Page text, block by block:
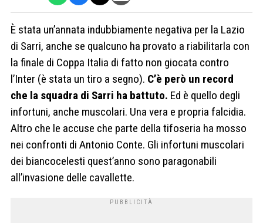
È stata un’annata indubbiamente negativa per la Lazio
di Sarri, anche se qualcuno ha provato a riabilitarla con
la finale di Coppa Italia di fatto non giocata contro
l’Inter (è stata un tiro a segno). C’è però un record
che la squadra di Sarri ha battuto. Ed è quello degli
infortuni, anche muscolari. Una vera e propria falcidia.
Altro che le accuse che parte della tifoseria ha mosso
nei confronti di Antonio Conte. Gli infortuni muscolari
dei biancocelesti quest’anno sono paragonabili
all’invasione delle cavallette.